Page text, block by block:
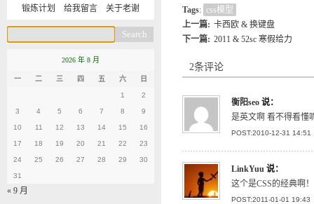
Tags: css模型
上一篇: 卡西欧 & 换键盘
下一篇: 2011 & 52sc 寒假给力
2条评论
衡阳seo 说：
是英文啊 看不得看懂
POST:2010-12-31 14:51
LinkYuu 说：
这个是CSS的经典啊！
POST:2011-01-01 19:43
锻炼计划 给我留言 关于老谢
2026 年 8 月
一 二 三 四 五 六 日
1 2
3 4 5 6 7 8 9
10 11 12 13 14 15 16
17 18 19 20 21 22 23
24 25 26 27 28 29 30
31
« 9 月